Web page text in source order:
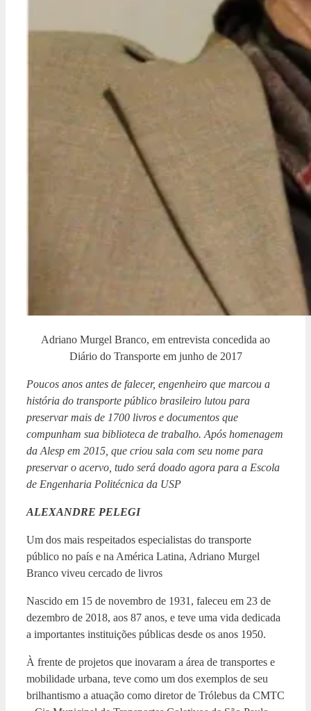
Adriano Murgel Branco, em entrevista concedida ao
Diário do Transporte em junho de 2017
Poucos anos antes de falecer, engenheiro que marcou a
história do transporte público brasileiro lutou para
preservar mais de 1700 livros e documentos que
compunham sua biblioteca de trabalho. Após homenagem
da Alesp em 2015, que criou sala com seu nome para
preservar o acervo, tudo será doado agora para a Escola
de Engenharia Politécnica da USP
ALEXANDRE PELEGI
Um dos mais respeitados especialistas do transporte
público no país e na América Latina, Adriano Murgel
Branco viveu cercado de livros
Nascido em 15 de novembro de 1931, faleceu em 23 de
dezembro de 2018, aos 87 anos, e teve uma vida dedicada
a importantes instituições públicas desde os anos 1950.
À frente de projetos que inovaram a área de transportes e
mobilidade urbana, teve como um dos exemplos de seu
brilhantismo a atuação como diretor de Trólebus da CMTC